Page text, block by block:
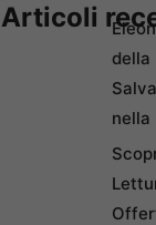
Articoli
della
nella